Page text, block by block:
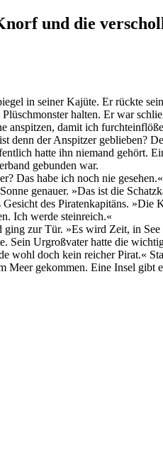
und die
in seiner Kajüte. Er rückte
halten. Er war
anspitzen, damit ich
denn der Anspitzer geblieben?
hatte ihn niemand gehört.
gebunden war.
Das habe ich noch nie
genauer. »Das ist die
des Piratenkapitäns.
Ich werde steinreich.«
zur Tür. »Es wird Zeit, in
Sein Urgroßvater hatte die
wohl doch kein reicher Pirat.«
Meer gekommen. Eine Insel